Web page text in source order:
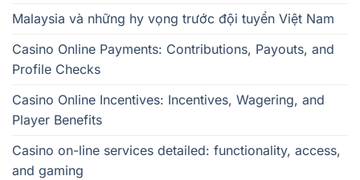
Malaysia và những hy vọng trước đội tuyển Việt Nam
Casino Online Payments: Contributions, Payouts, and
Profile Checks
Casino Online Incentives: Incentives, Wagering, and
Player Benefits
Casino on-line services detailed: functionality, access,
and gaming